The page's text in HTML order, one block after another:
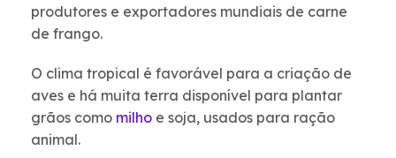
produtores e exportadores mundiais de carne
de frango.
O clima tropical é favorável para a criação de
aves e há muita terra disponível para plantar
grãos como milho e soja, usados para ração
animal.